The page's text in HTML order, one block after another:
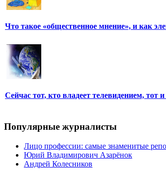
Что такое «общественное мнение», и как
Сейчас тот, кто владеет телевидением, тот
Популярные журналисты
Лицо профессии: самые знаменитые
Юрий Владимирович Азарёнок
Андрей Колесников